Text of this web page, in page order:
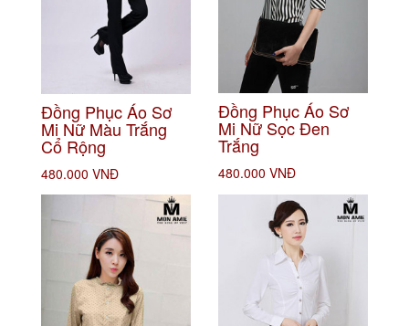
Đồng Phục Áo Sơ
Mi Nữ Màu Trắng
Cổ Rộng
480.000 VNĐ
Đồng Phục Áo Sơ
Mi Nữ Sọc Đen
Trắng
480.000 VNĐ